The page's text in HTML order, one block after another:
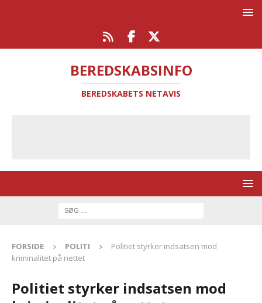
BEREDSKABSINFO
BEREDSKABETS NETAVIS
FORSIDE POLITI
Politiet styrker indsatsen mod
kriminalitet på nettet
Politiet styrker indsatsen mod